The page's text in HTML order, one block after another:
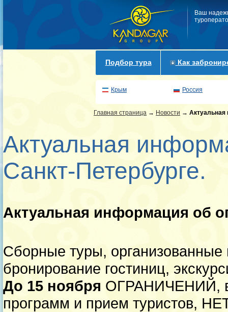
Ваш
Подбор тура Как
Крым Россия
Главная страница → Новости → Актуальная
Актуальная
Санкт-Петербурге.
Актуальная информация об
Сборные туры,
бронирование гостиниц,
До 15 ноября ОГРАНИЧЕНИЙ,
программ и прием туристов,